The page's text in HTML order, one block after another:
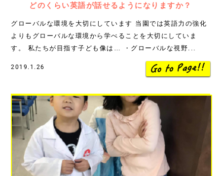
どのくらい英語が話せるようになりますか？
グローバルな環境を大切にしています 当園では英語力の強化
よりもグローバルな環境から学べることを大切にしていま
す。 私たちが目指す子ども像は… ・グローバルな視野...
2019.1.26